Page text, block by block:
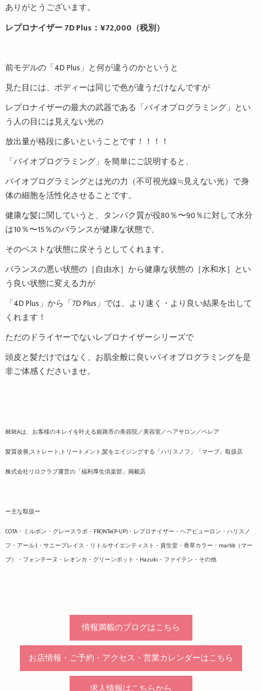
ありがとうございます。
レプロナイザー 7D Plus：¥72,000（税別）
前モデルの「4D Plus」と何が違うのかというと
見た目には、ボディーは同じで色が違うだけなんですが
レプロナイザーの最大の武器である「バイオプログラミング」とい
う人の目には見えない光の
放出量が格段に多いということです！！！！
「バイオプログラミング」を簡単にご説明すると、
バイオプログラミングとは光の力（不可視光線≒見えない光）で身
体の細胞を活性化させることです。
健康な髪に関していうと、タンパク質が役80％〜90％に対して水分
は10％〜15％のバランスが健康な状態で、
そのベストな状態に戻そうとしてくれます。
バランスの悪い状態の［自由水］から健康な状態の［水和水］とい
う良い状態に変える力が
「4D Plus」から「7D Plus」では、より速く・より良い結果を出して
くれます！
ただのドライヤーでないレプロナイザーシリーズで
頭皮と髪だけではなく、お肌全般に良いバイオプログラミングを是
非ご体感くださいませ。
BEREAは、お客様のキレイを叶える姫路市の美容院／美容室／ヘアサロン／ベレア
髪質改善,ストレート,トリートメント,髪をエイジングする「ハリスノフ」「マーブ」取扱店
株式会社リロクラブ運営の「福利厚生倶楽部」掲載店
ー主な取扱ー
COTA・ミルボン・グレースラボ・FRONTe(P-UP)・レプロナイザー・ヘアビューロン・ハリスノ
フ・アール J・サニープレイス・リトルサイエンティスト・資生堂・香草カラー・marbb（マー
ブ）・フォンテーヌ・レオンカ・グリーンポット・Hazuki・ファイテン・その他
情報満載のブログはこちら
お店情報・ご予約・アクセス・営業カレンダーはこちら